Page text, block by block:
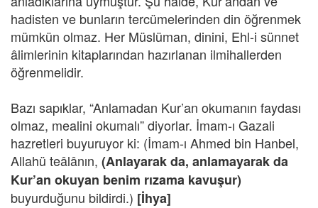
hadisten ve bunların tercümelerinden din öğrenmek
mümkün olmaz. Her Müslüman, dinini, Ehl-i sünnet
âlimlerinin kitaplarından hazırlanan ilmihallerden
öğrenmelidir.
Bazı sapıklar, “Anlamadan Kur’an okumanın faydası
olmaz, mealini okumalı” diyorlar. İmam-ı Gazali
hazretleri buyuruyor ki: (İmam-ı Ahmed bin Hanbel,
Allahü teâlânın, (Anlayarak da, anlamayarak da
Kur’an okuyan benim rızama kavuşur)
buyurduğunu bildirdi.) [İhya]